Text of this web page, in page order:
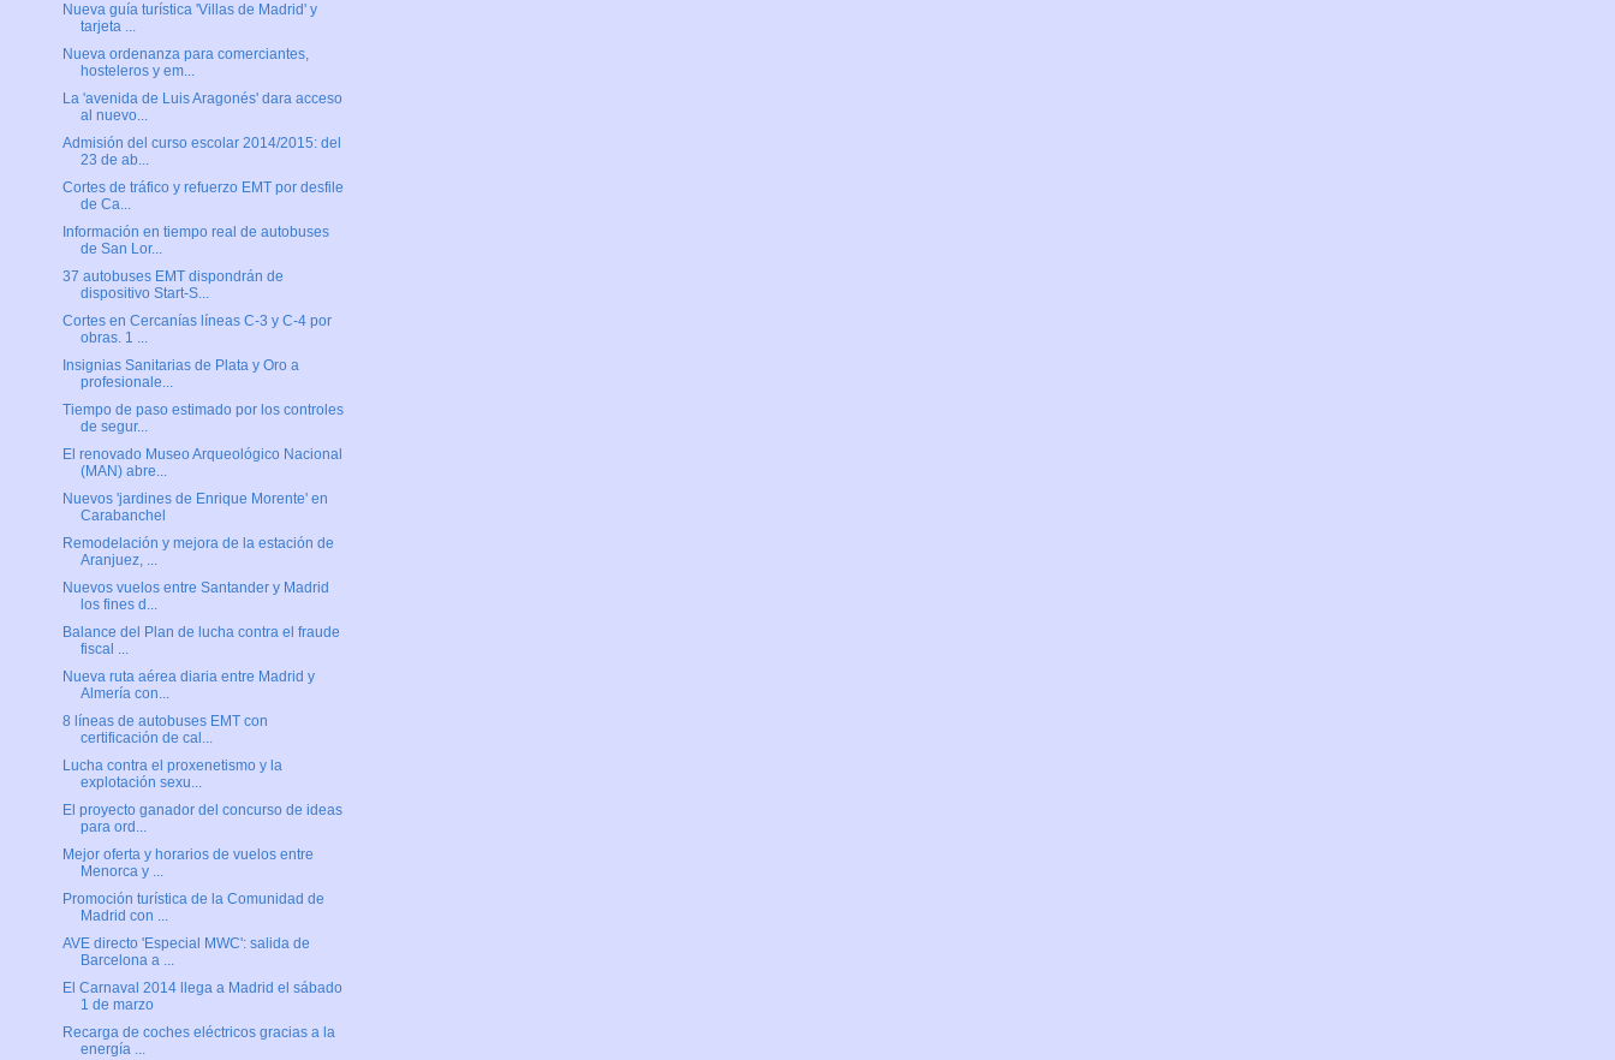
Nueva guía turística 'Villas de Madrid' y
tarjeta ...
Nueva ordenanza para comerciantes,
hosteleros y em...
La 'avenida de Luis Aragonés' dara acceso
al nuevo...
Admisión del curso escolar 2014/2015: del
23 de ab...
Cortes de tráfico y refuerzo EMT por desfile
de Ca...
Información en tiempo real de autobuses
de San Lor...
37 autobuses EMT dispondrán de
dispositivo Start-S...
Cortes en Cercanías líneas C-3 y C-4 por
obras. 1 ...
Insignias Sanitarias de Plata y Oro a
profesionale...
Tiempo de paso estimado por los controles
de segur...
El renovado Museo Arqueológico Nacional
(MAN) abre...
Nuevos 'jardines de Enrique Morente' en
Carabanchel
Remodelación y mejora de la estación de
Aranjuez, ...
Nuevos vuelos entre Santander y Madrid
los fines d...
Balance del Plan de lucha contra el fraude
fiscal ...
Nueva ruta aérea diaria entre Madrid y
Almería con...
8 líneas de autobuses EMT con
certificación de cal...
Lucha contra el proxenetismo y la
explotación sexu...
El proyecto ganador del concurso de ideas
para ord...
Mejor oferta y horarios de vuelos entre
Menorca y ...
Promoción turística de la Comunidad de
Madrid con ...
AVE directo 'Especial MWC': salida de
Barcelona a ...
El Carnaval 2014 llega a Madrid el sábado
1 de marzo
Recarga de coches eléctricos gracias a la
energía ...